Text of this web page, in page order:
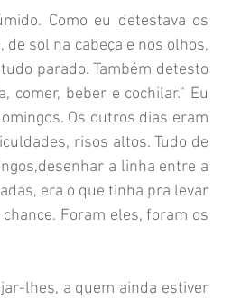
Como eu detestava os
sol na cabeça e nos olhos,
parado. Também detesto
comer, beber e cochilar." Eu
Os outros dias eram
risos altos. Tudo de
a linha entre a
era o que tinha pra levar
Foram eles, foram os
lhes, a quem ainda estiver